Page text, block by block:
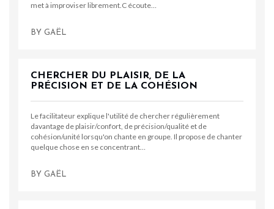
met à improviser librement.C écoute…
BY GAËL
CHERCHER DU PLAISIR, DE LA
PRÉCISION ET DE LA COHÉSION
Le facilitateur explique l'utilité de chercher régulièrement
davantage de plaisir/confort, de précision/qualité et de
cohésion/unité lorsqu'on chante en groupe. Il propose de chanter
quelque chose en se concentrant…
BY GAËL